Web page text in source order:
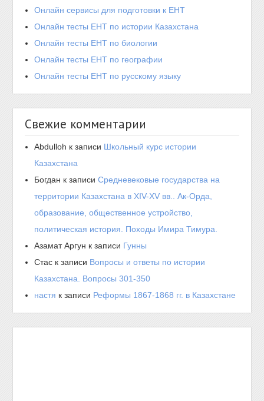
Онлайн сервисы для подготовки к ЕНТ
Онлайн тесты ЕНТ по истории Казахстана
Онлайн тесты ЕНТ по биологии
Онлайн тесты ЕНТ по географии
Онлайн тесты ЕНТ по русскому языку
Свежие комментарии
Abdulloh к записи Школьный курс истории
Казахстана
Богдан к записиСредневековые государства на
территории Казахстана в XIV-XV вв.. Ак-Орда,
образование, общественное устройство,
политическая история. Походы Имира Тимура.
Азамат Аргун к записи Гунны
Стас к записи Вопросы и ответы по истории
Казахстана. Вопросы 301-350
настя к записи Реформы 1867-1868 гг. в Казахстане